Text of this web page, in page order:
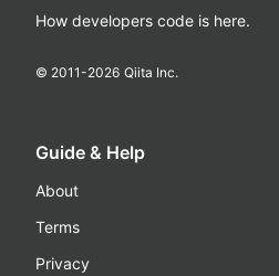
How developers code is here.
© 2011-2026 Qiita Inc.
Guide & Help
About
Terms
Privacy